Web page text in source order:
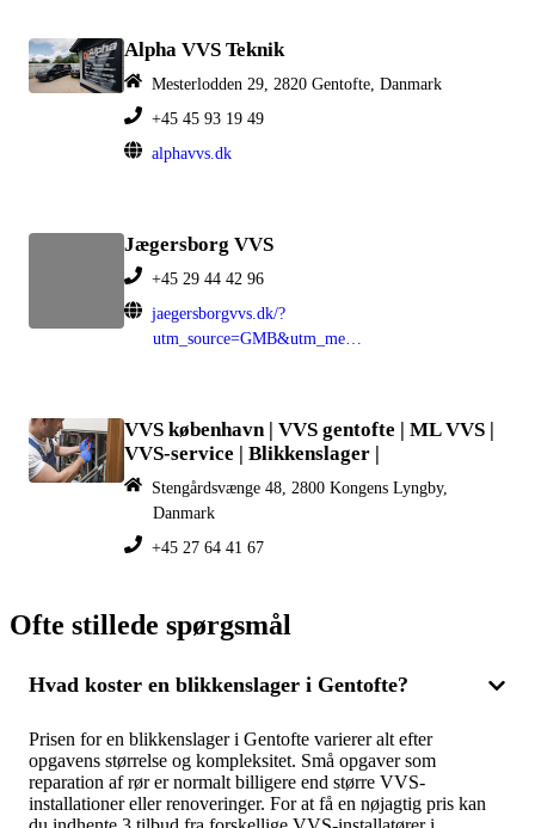
Alpha VVS Teknik
Mesterlodden 29, 2820 Gentofte, Danmark
+45 45 93 19 49
alphavvs.dk
Jægersborg VVS
+45 29 44 42 96
jaegersborgvvs.dk/?
utm_source=GMB&utm_medium=organisk
VVS københavn | VVS gentofte | ML VVS |
VVS-service | Blikkenslager |
Stengårdsvænge 48, 2800 Kongens Lyngby,
Danmark
+45 27 64 41 67
Ofte stillede spørgsmål
Hvad koster en blikkenslager i Gentofte?
Prisen for en blikkenslager i Gentofte varierer alt efter
opgavens størrelse og kompleksitet. Små opgaver som
reparation af rør er normalt billigere end større VVS-
installationer eller renoveringer. For at få en nøjagtig pris kan